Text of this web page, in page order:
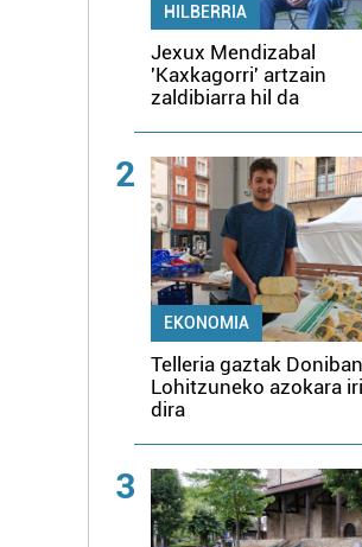
HILBERRIA
Jexux Mendizabal
'Kaxkagorri' artzain
zaldibiarra hil da
2
EKONOMIA
Telleria gaztak
Lohitzuneko azokara
dira
3